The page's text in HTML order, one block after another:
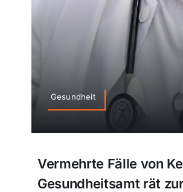
Gesundheit
Vermehrte Fälle von
Gesundheitsamt rät